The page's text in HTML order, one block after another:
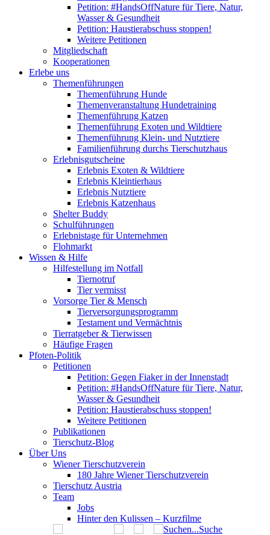
Petition: #HandsOffNature für Tiere, Natur,
Wasser & Gesundheit
Petition: Haustierabschuss stoppen!
Weitere Petitionen
Mitgliedschaft
Kooperationen
Erlebe uns
Themenführungen
Themenführung Hunde
Themenveranstaltung Hundetraining
Themenführung Katzen
Themenführung Exoten und Wildtiere
Themenführung Klein- und Nutztiere
Familienführung durchs Tierschutzhaus
Erlebnisgutscheine
Erlebnis Exoten & Wildtiere
Erlebnis Kleintierhaus
Erlebnis Nutztiere
Erlebnis Katzenhaus
Shelter Buddy
Schulführungen
Erlebnistage für Unternehmen
Flohmarkt
Wissen & Hilfe
Hilfestellung im Notfall
Tiernotruf
Tier vermisst
Vorsorge Tier & Mensch
Tierversorgungsprogramm
Testament und Vermächtnis
Tierratgeber & Tierwissen
Häufige Fragen
Pfoten-Politik
Petitionen
Petition: Gegen Fiaker in der Innenstadt
Petition: #HandsOffNature für Tiere, Natur,
Wasser & Gesundheit
Petition: Haustierabschuss stoppen!
Weitere Petitionen
Publikationen
Tierschutz-Blog
Über Uns
Wiener Tierschutzverein
180 Jahre Wiener Tierschutzverein
Tierschutz Austria
Team
Jobs
Hinter den Kulissen – Kurzfilme
Suche